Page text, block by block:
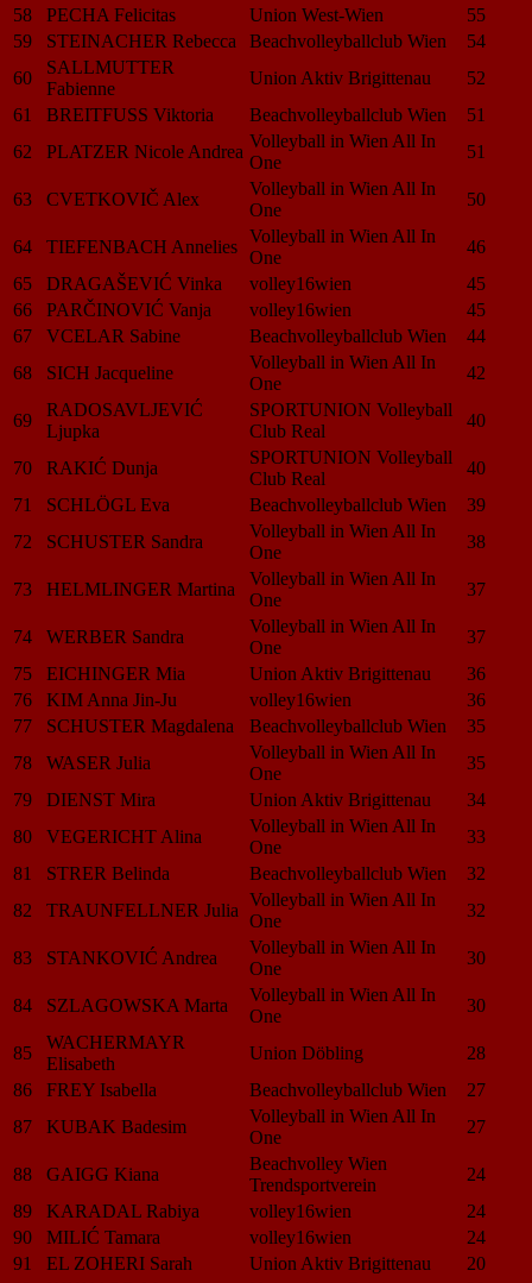
58
PECHA Felicitas Union West-Wien
55
59
STEINACHER Rebecca Beachvolleyballclub Wien
54
60
SALLMUTTER
Fabienne
Union Aktiv Brigittenau
52
61
BREITFUSS Viktoria Beachvolleyballclub Wien
51
62
PLATZER Nicole Andrea
Volleyball in Wien All In
One
51
63 CVETKOVIČ Alex
Volleyball in Wien All In
One
50
64 TIEFENBACH Annelies
Volleyball in Wien All In
One
46
65
DRAGAŠEVIĆ Vinka volley16wien
45
66
PARČINOVIĆ Vanja volley16wien
45
67
VCELAR Sabine Beachvolleyballclub Wien
44
68
SICH Jacqueline
Volleyball in Wien All In
One
42
69
RADOSAVLJEVIĆ
Ljupka
SPORTUNION Volleyball
Club Real
40
70 RAKIĆ Dunja
SPORTUNION Volleyball
Club Real
40
71
SCHLÖGL Eva Beachvolleyballclub Wien
39
72
SCHUSTER Sandra
Volleyball in Wien All In
One
38
73 HELMLINGER Martina
Volleyball in Wien All In
One
37
74 WERBER Sandra
Volleyball in Wien All In
One
37
75
EICHINGER Mia Union Aktiv Brigittenau
36
76
KIM Anna Jin-Ju volley16wien
36
77
SCHUSTER Magdalena Beachvolleyballclub Wien
35
78
WASER Julia
Volleyball in Wien All In
One
35
79
DIENST Mira Union Aktiv Brigittenau
34
80
VEGERICHT Alina
Volleyball in Wien All In
One
33
81
STRER Belinda Beachvolleyballclub Wien
32
82
TRAUNFELLNER Julia
Volleyball in Wien All In
One
32
83 STANKOVIĆ Andrea
Volleyball in Wien All In
One
30
84 SZLAGOWSKA Marta
Volleyball in Wien All In
One
30
85
WACHERMAYR
Elisabeth
Union Döbling
28
86
FREY Isabella Beachvolleyballclub Wien
27
87
KUBAK Badesim
Volleyball in Wien All In
One
27
88 GAIGG Kiana
Beachvolley Wien
Trendsportverein
24
89
KARADAL Rabiya volley16wien
24
90
MILIĆ Tamara volley16wien
24
91
EL ZOHERI Sarah Union Aktiv Brigittenau
20